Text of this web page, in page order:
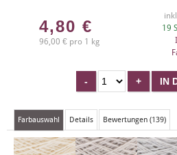
4,80 €
96,00 € pro 1 kg
19
Farbauswahl Details Bewertungen (139)